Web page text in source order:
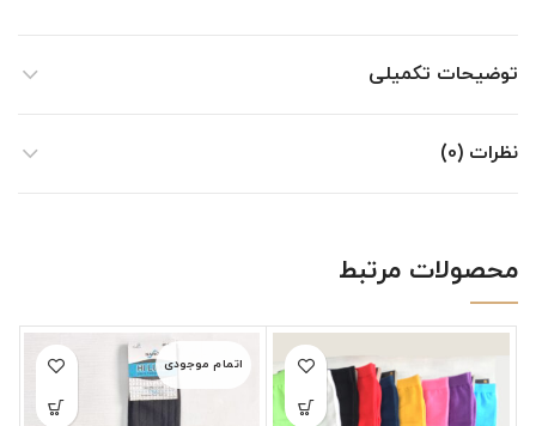
توضیحات تکمیلی
نظرات (0)
محصولات مرتبط
اتمام موجودی